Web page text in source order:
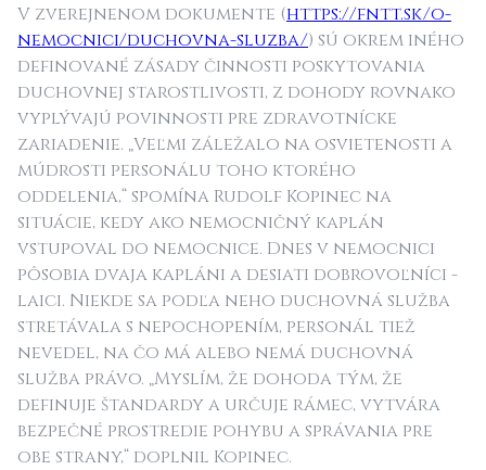
V zverejnenom dokumente (https://fntt.sk/o-
nemocnici/duchovna-sluzba/) sú okrem iného
definované zásady činnosti poskytovania
duchovnej starostlivosti, z dohody rovnako
vyplývajú povinnosti pre zdravotnícke
zariadenie. „Veľmi záležalo na osvietenosti a
múdrosti personálu toho ktorého
oddelenia,“ spomína Rudolf Kopinec na
situácie, kedy ako nemocničný kaplán
vstupoval do nemocnice. Dnes v nemocnici
pôsobia dvaja kapláni a desiati dobrovoľníci -
laici. Niekde sa podľa neho duchovná služba
stretávala s nepochopením, personál tiež
nevedel, na čo má alebo nemá duchovná
služba právo. „Myslím, že dohoda tým, že
definuje štandardy a určuje rámec, vytvára
bezpečné prostredie pohybu a správania pre
obe strany,“ doplnil Kopinec.